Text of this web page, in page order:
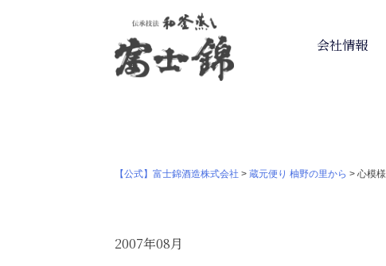
会社情報
【公式】富士錦酒造株式会社 > 蔵元便り 柚野の里から > 心模様
2007年08月